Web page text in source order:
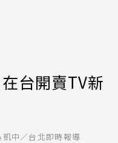
台開賣TV新
中／台北即時報導